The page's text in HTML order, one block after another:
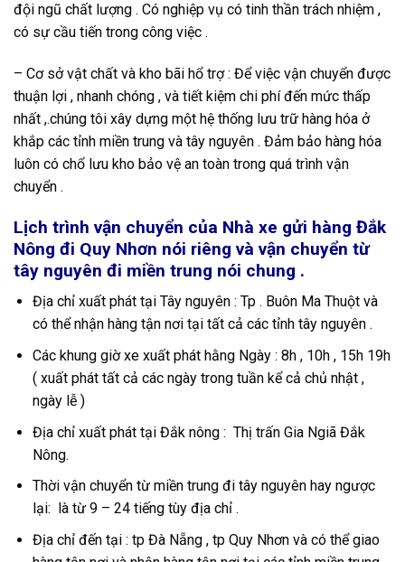
đội ngũ chất lượng . Có nghiệp vụ có tinh thần trách nhiệm ,
có sự cầu tiến trong công việc .
– Cơ sở vật chất và kho bãi hổ trợ : Để việc vận chuyển được
thuận lợi , nhanh chóng , và tiết kiệm chi phí đến mức thấp
nhất ,.chúng tôi xây dựng một hệ thống lưu trữ hàng hóa ở
khắp các tỉnh miền trung và tây nguyên . Đảm bảo hàng hóa
luôn có chổ lưu kho bảo vệ an toàn trong quá trình vận
chuyển .
Lịch trình vận chuyển của Nhà xe gửi hàng Đắk
Nông đi Quy Nhơn nói riêng và vận chuyển từ
tây nguyên đi miền trung nói chung .
Địa chỉ xuất phát tại Tây nguyên : Tp . Buôn Ma Thuột và
có thể nhận hàng tận nơi tại tất cả các tỉnh tây nguyên .
Các khung giờ xe xuất phát hằng Ngày : 8h , 10h , 15h 19h
( xuất phát tất cả các ngày trong tuần kể cả chủ nhật ,
ngày lễ )
Địa chỉ xuất phát tại Đắk nông : Thị trấn Gia Ngiã Đắk
Nông.
Thời vận chuyển từ miền trung đi tây nguyên hay ngược
lại: là từ 9 – 24 tiếng tùy địa chỉ .
Địa chỉ đến tại : tp Đà Nẵng , tp Quy Nhơn và có thể giao